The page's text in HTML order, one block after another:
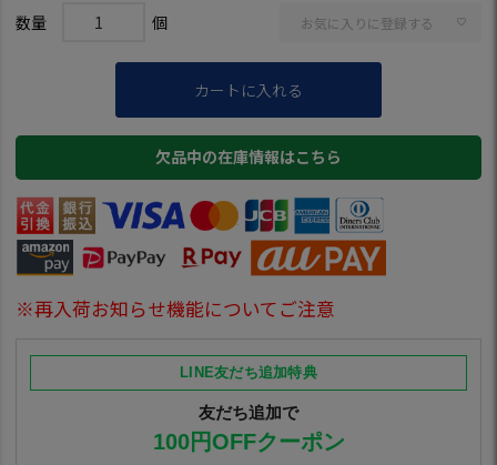
お気に入りに登録する
カートに入れる
欠品中の在庫情報はこちら
※再入荷お知らせ機能についてご注意
LINE友だち追加特典
友だち追加で
100円OFFクーポン